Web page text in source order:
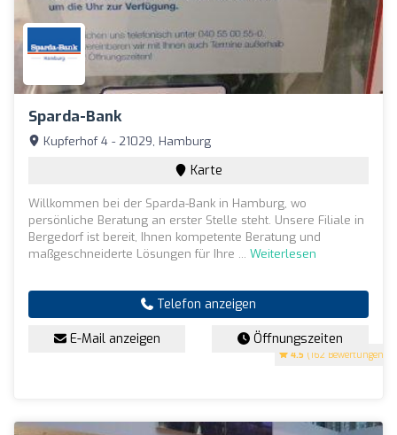
Sparda-Bank
4.5 (162 Bewertungen)
Kupferhof 4 - 21029, Hamburg
Karte
Willkommen bei der Sparda-Bank in Hamburg, wo
persönliche Beratung an erster Stelle steht. Unsere Filiale in
Bergedorf ist bereit, Ihnen kompetente Beratung und
maßgeschneiderte Lösungen für Ihre ... Weiterlesen
Telefon anzeigen
E-Mail anzeigen Öffnungszeiten